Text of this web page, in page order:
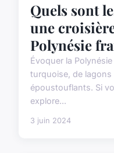
Quels sont
une
Polynésie
Évoquer la
turquoise, de
époustouflants. Si
explore...
3 juin 2024